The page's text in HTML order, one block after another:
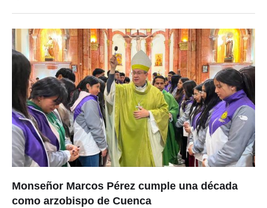
Monseñor Marcos Pérez cumple una década
como arzobispo de Cuenca